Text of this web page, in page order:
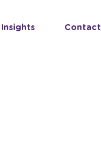
Insights Contact